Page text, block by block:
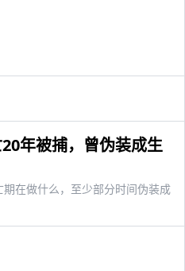
年被捕，曾伪装成生
在做什么，至少部分时间伪装成